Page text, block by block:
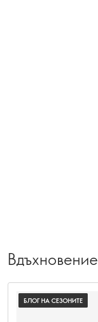
Вдъхновение
БЛОГ НА СЕЗОНИТЕ